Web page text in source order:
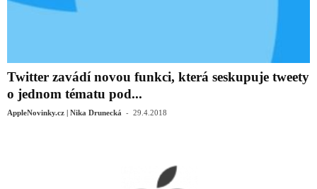
Twitter zavádí novou funkci, která seskupuje tweety
o jednom tématu pod...
AppleNovinky.cz | Nika Drunecká - 29.4.2018